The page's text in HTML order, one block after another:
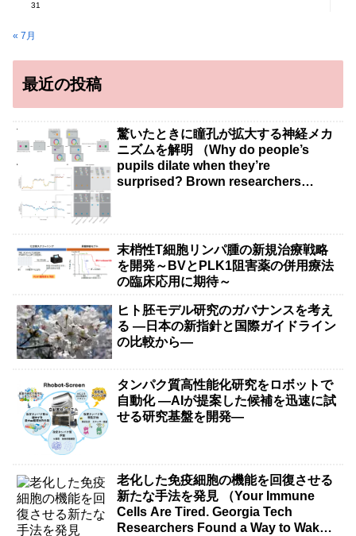
31
« 7月
最近の投稿
驚いたときに瞳孔が拡大する神経メカ
ニズムを解明 （Why do people’s
pupils dilate when they’re
surprised? Brown researchers
末梢性T細胞リンパ腫の新規治療戦略
を開発～BVとPLK1阻害薬の併用療法
の臨床応用に期待～
ヒト胚モデル研究のガバナンスを考え
る ―日本の新指針と国際ガイドライン
の比較から―
タンパク質高性能化研究をロボットで
自動化 ―AIが提案した候補を迅速に試
せる研究基盤を開発―
老化した免疫細胞の機能を回復させる
新たな手法を発見 （Your Immune
Cells Are Tired. Georgia Tech
Researchers Found a Way to Wake